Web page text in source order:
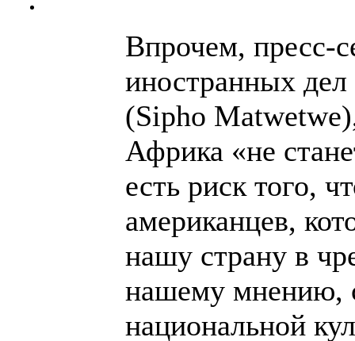
Впрочем, пресс-
иностранных
(Sipho
Африка «не
есть риск того,
американцев,
нашу страну в
нашему мнению,
национальной